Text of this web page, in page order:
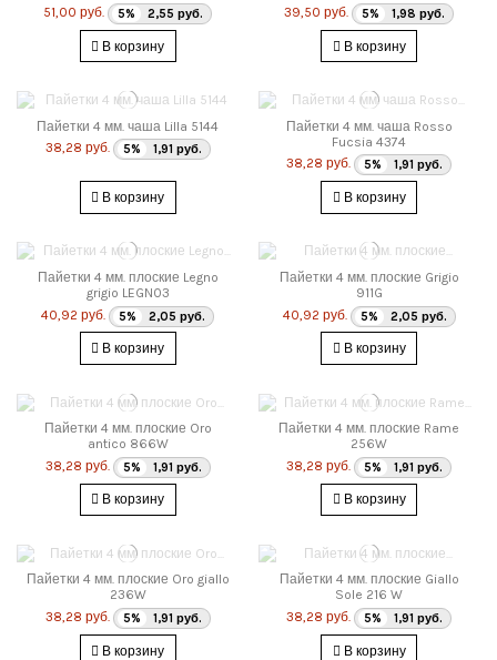
51,00 руб.
5% 2,55 руб.
В корзину
39,50 руб.
5% 1,98 руб.
В корзину
Пайетки 4 мм. чаша Lilla 5144
38,28 руб.
5% 1,91 руб.
В корзину
Пайетки 4 мм. чаша Rosso
Fucsia 4374
38,28 руб.
5% 1,91 руб.
В корзину
Пайетки 4 мм. плоские Legno
grigio LEGN03
40,92 руб.
5% 2,05 руб.
В корзину
Пайетки 4 мм. плоские Grigio
911G
40,92 руб.
5% 2,05 руб.
В корзину
Пайетки 4 мм. плоские Oro
antico 866W
38,28 руб.
5% 1,91 руб.
В корзину
Пайетки 4 мм. плоские Rame
256W
38,28 руб.
5% 1,91 руб.
В корзину
Пайетки 4 мм. плоские Oro giallo
236W
38,28 руб.
5% 1,91 руб.
В корзину
Пайетки 4 мм. плоские Giallo
Sole 216 W
38,28 руб.
5% 1,91 руб.
В корзину